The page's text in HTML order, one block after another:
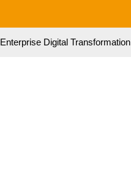
Enterprise Digital Transformation